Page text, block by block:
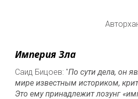
Империя Зла
Саид Бицоев: "По сути дела, он
мире известным историком,
Это ему принадлежит лозунг